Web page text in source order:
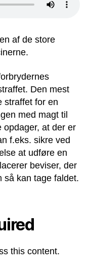
af de store
Den mest
straffet for en
med magt til
opdager, at der er
f.eks. sikre ved
at udføre en
beviser, der
så kan tage faldet.
this content.